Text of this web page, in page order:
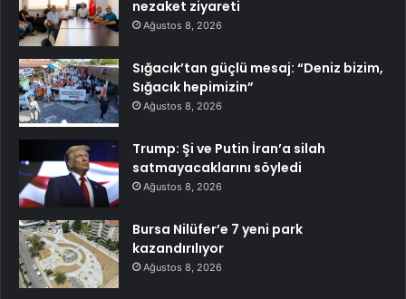
nezaket ziyareti
Ağustos 8, 2026
Sığacık’tan güçlü mesaj: “Deniz bizim,
Sığacık hepimizin”
Ağustos 8, 2026
Trump: Şi ve Putin İran’a silah
satmayacaklarını söyledi
Ağustos 8, 2026
Bursa Nilüfer’e 7 yeni park
kazandırılıyor
Ağustos 8, 2026